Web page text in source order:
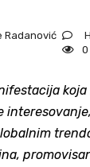
Radanović
0